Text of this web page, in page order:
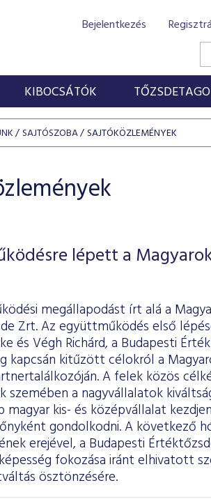
Bejelentkezés
KIBOCSÁTÓK
SAJTÓSZOBA SAJTÓKÖZLEMÉNYEK
lépett a
megállapodást írt alá a
Zrt. Az együttműködés első
és Végh Richárd, a Budapesti
kapcsán kitűzött célokról a
A felek közös
szemében a nagyvállalatok
magyar kis- és középvállalat
gondolkodni. A következő
erejével, a Budapesti
fokozása iránt elhivatott
ösztönzésére.